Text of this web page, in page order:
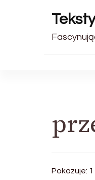
Pokazuje: 1